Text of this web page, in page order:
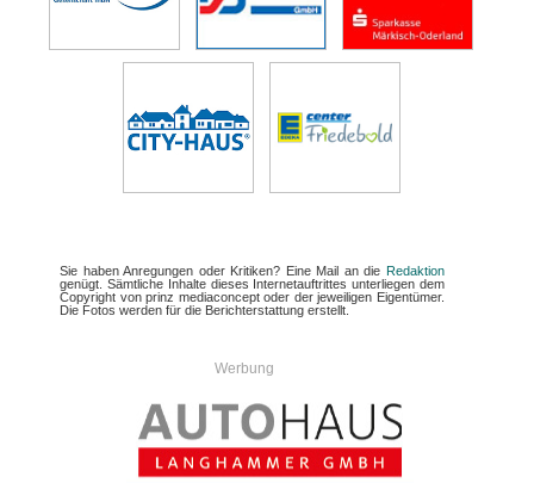
Sie haben Anregungen oder Kritiken? Eine Mail an die Redaktion
genügt. Sämtliche Inhalte dieses Internetauftrittes unterliegen dem
Copyright von prinz mediaconcept oder der jeweiligen Eigentümer.
Die Fotos werden für die Berichterstattung erstellt.
Werbung